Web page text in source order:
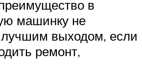
в
машинку не
лучшим выходом, если
ремонт,